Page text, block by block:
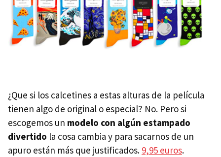
¿Que si los calcetines a estas alturas de la película
tienen algo de original o especial? No. Pero si
escogemos un modelo con algún estampado
divertido la cosa cambia y para sacarnos de un
apuro están más que justificados. 9,95 euros.